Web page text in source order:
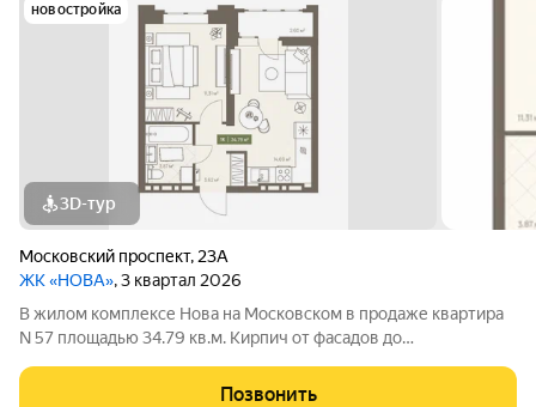
новостройка
3D-тур
Московский проспект, 23А
ЖК «НОВА», 3 квартал 2026
В жилом комплексе Нова на Московском в продаже квартира
N 57 площадью 34.79 кв.м. Кирпич от фасадов до
остекленная лоджия. Квартира сдается в отделке white box. 17-
Позвонить